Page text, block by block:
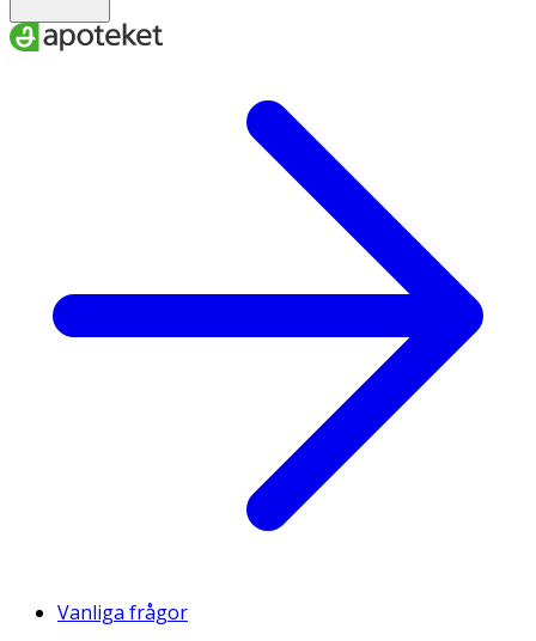
Vanliga frågor